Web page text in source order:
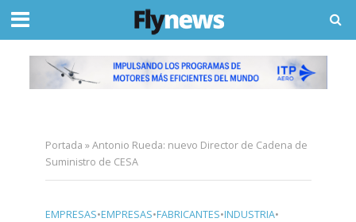
Portada »Antonio Rueda: nuevo Director de Cadena de
Suministro de CESA
EMPRESAS•EMPRESAS•FABRICANTES•INDUSTRIA•